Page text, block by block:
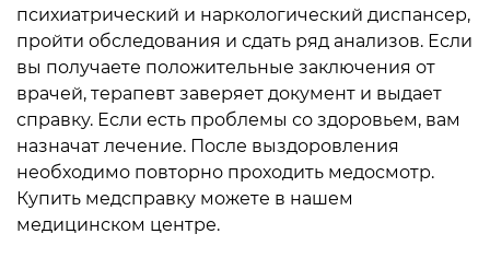
психиатрический и наркологический диспансер,
пройти обследования и сдать ряд анализов. Если
вы получаете положительные заключения от
врачей, терапевт заверяет документ и выдает
справку. Если есть проблемы со здоровьем, вам
назначат лечение. После выздоровления
необходимо повторно проходить медосмотр.
Купить медсправку можете в нашем
медицинском центре.